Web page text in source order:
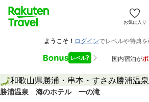
お気に入り
和歌山県勝浦・串本・すさみ勝浦温泉
勝浦温泉 海のホテル 一の滝